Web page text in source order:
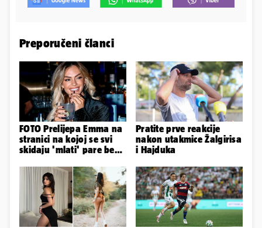
Preporučeni članci
FOTO Prelijepa Emma na
stranici na kojoj se svi
skidaju 'mlati' pare bez
Pratite prve reakcije
nakon utakmice Žalgirisa
i Hajduka